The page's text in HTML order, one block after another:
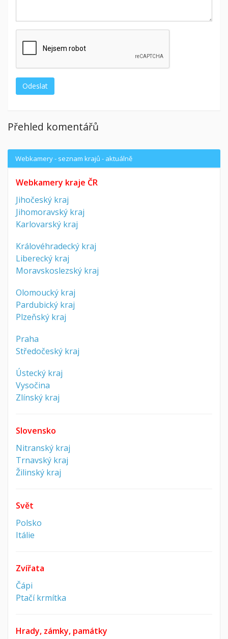
Přehled komentářů
Webkamery - seznam krajů - aktuálně
Webkamery kraje ČR
Jihočeský kraj
Jihomoravský kraj
Karlovarský kraj
Královéhradecký kraj
Liberecký kraj
Moravskoslezský kraj
Olomoucký kraj
Pardubický kraj
Plzeňský kraj
Praha
Středočeský kraj
Ústecký kraj
Vysočina
Zlínský kraj
Slovensko
Nitranský kraj
Trnavský kraj
Žilinský kraj
Svět
Polsko
Itálie
Zvířata
Čápi
Ptačí krmítka
Hrady, zámky, památky